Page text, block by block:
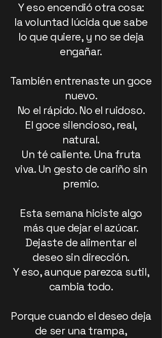
Y eso encendió otra cosa:
la voluntad lúcida que sabe
lo que quiere, y no se deja
engañar.
También entrenaste un goce
nuevo.
No el rápido. No el ruidoso.
El goce silencioso, real,
natural.
Un té caliente. Una fruta
viva. Un gesto de cariño sin
premio.
Esta semana hiciste algo
más que dejar el azúcar.
Dejaste de alimentar el
deseo sin dirección.
Y eso, aunque parezca sutil,
cambia todo.
Porque cuando el deseo deja
de ser una trampa,